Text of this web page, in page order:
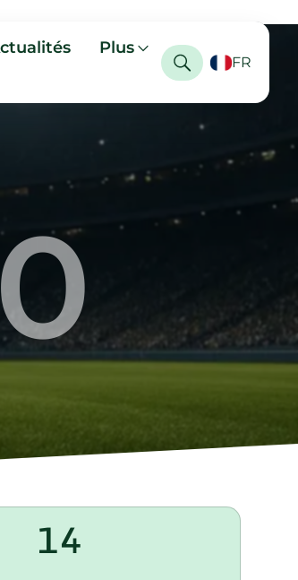
Plus
FR
0
14